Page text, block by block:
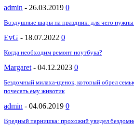
admin - 26.03.2019 0
Воздушные шары на праздник: для чего нужны
EvG - 18.07.2022 0
Когда необходим ремонт ноутбука?
Margaret - 04.12.2023 0
Бездомный милаха-щенок, который обрел
почесать ему животик
admin - 04.06.2019 0
Вредный парнишка: прохожий увидел